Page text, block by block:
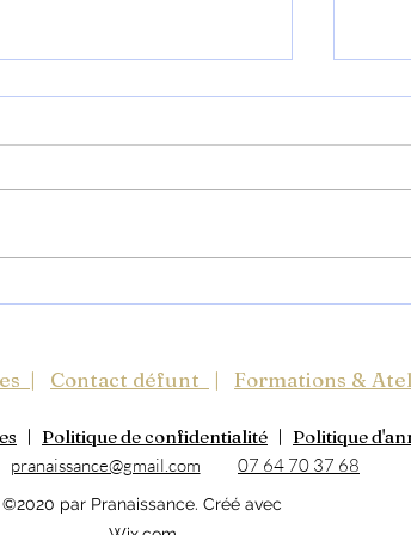
invisibles
| Contact défunt | Formations &
| Politique de confidentialité | Politique
pranaissance@gmail.com
07 64 70 37 68
©2020 par Pranaissance. Créé avec